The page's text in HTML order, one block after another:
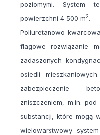
poziomymi. System
powierzchni 4 500 m2.
Poliuretanowo-
flagowe rozwiązanie
zadaszonych
osiedli
zabezpieczenie
zniszczeniem, m.in.
substancji, które mogą
wielowarstwowy